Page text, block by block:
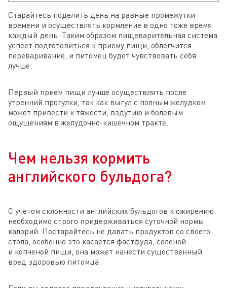
Старайтесь поделить день на равные промежутки
времени и осуществлять кормление в одно тоже время
каждый день. Таким образом пищеварительная система
успеет подготовиться к приему пищи, облегчится
переваривание, и питомец будет чувствовать себя
лучше.
Первый прием пищи лучше осуществлять после
утренний прогулки, так как выгул с полным желудком
может привести к тяжести, вздутию и болевым
ощущениям в желудочно-кишечном тракте.
Чем нельзя кормить
английского бульдога?
С учетом склонности английских бульдогов к ожирению
необходимо строго придерживаться суточной нормы
калорий. Постарайтесь не давать продуктов со своего
стола, особенно это касается фастфуда, соленой
и копченой пищи, она может нанести существенный
вред здоровью питомца.